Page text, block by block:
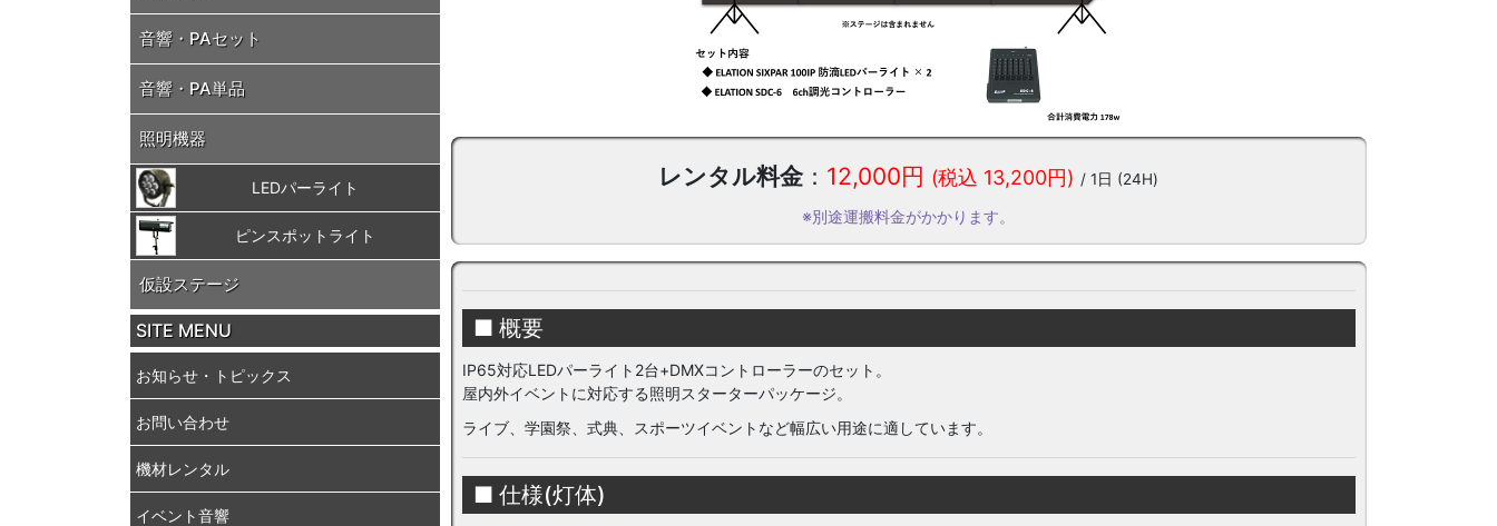
レンタル料金 ： 12,000円 (税込 13,200円) / 1日 (24H)
※別途運搬料金がかかります。
■ 概要
IP65対応LEDパーライト2台+DMXコントローラーのセット。
屋内外イベントに対応する照明スターターパッケージ。
ライブ、学園祭、式典、スポーツイベントなど幅広い用途に適しています。
■ 仕様(灯体)
音響・PAセット
音響・PA単品
照明機器
LEDパーライト
ピンスポットライト
仮設ステージ
SITE MENU
お知らせ・トピックス
お問い合わせ
機材レンタル
イベント音響